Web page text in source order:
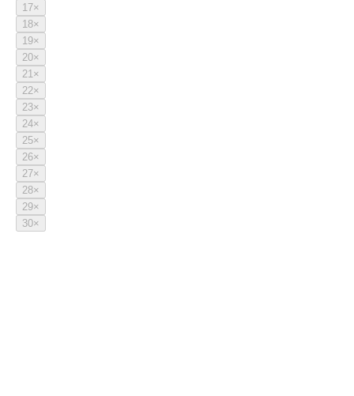
17×
18×
19×
20×
21×
22×
23×
24×
25×
26×
27×
28×
29×
30×